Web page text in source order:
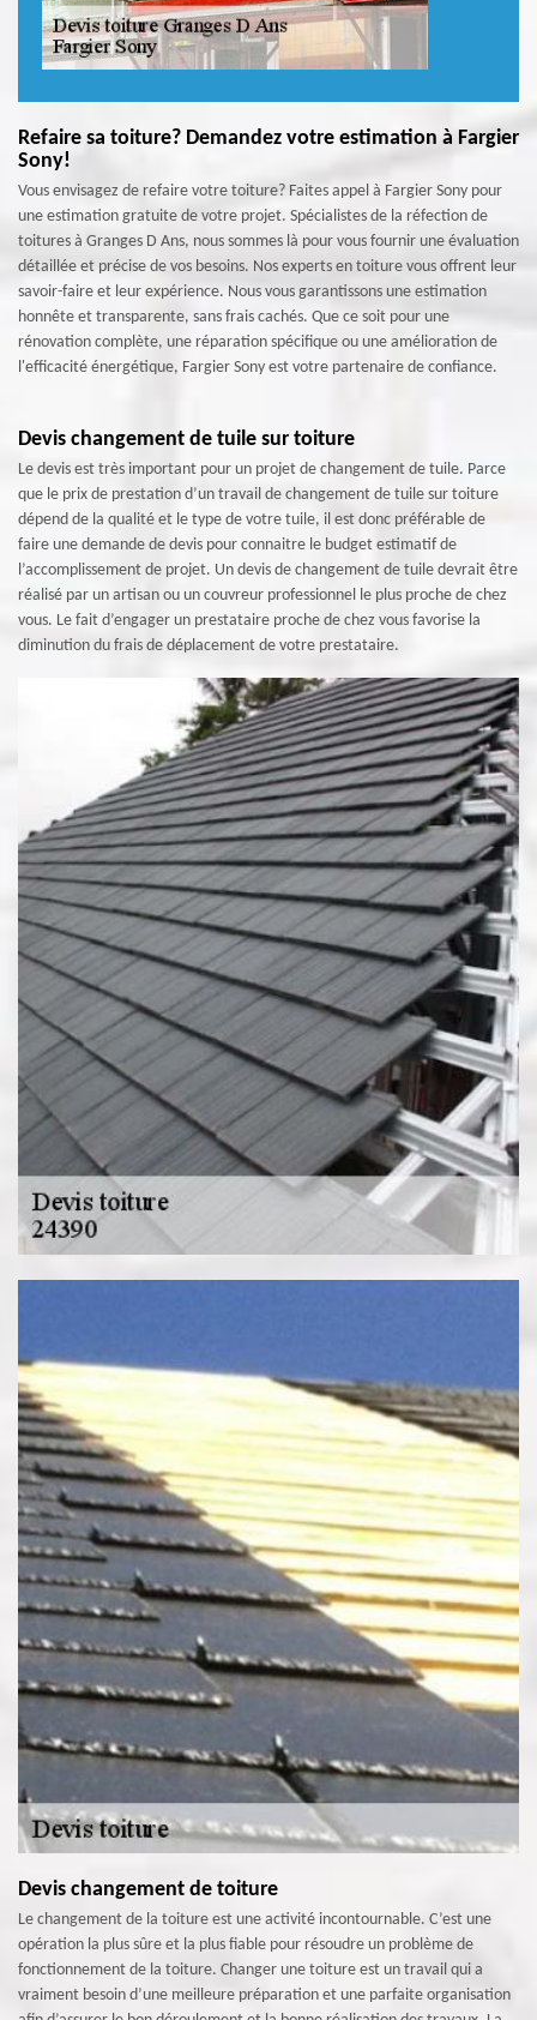
Refaire sa toiture? Demandez votre estimation à Fargier
Sony!
Vous envisagez de refaire votre toiture? Faites appel à Fargier Sony pour
une estimation gratuite de votre projet. Spécialistes de la réfection de
toitures à Granges D Ans, nous sommes là pour vous fournir une évaluation
détaillée et précise de vos besoins. Nos experts en toiture vous offrent leur
savoir-faire et leur expérience. Nous vous garantissons une estimation
honnête et transparente, sans frais cachés. Que ce soit pour une
rénovation complète, une réparation spécifique ou une amélioration de
l'efficacité énergétique, Fargier Sony est votre partenaire de confiance.
Devis changement de tuile sur toiture
Le devis est très important pour un projet de changement de tuile. Parce
que le prix de prestation d’un travail de changement de tuile sur toiture
dépend de la qualité et le type de votre tuile, il est donc préférable de
faire une demande de devis pour connaitre le budget estimatif de
l’accomplissement de projet. Un devis de changement de tuile devrait être
réalisé par un artisan ou un couvreur professionnel le plus proche de chez
vous. Le fait d’engager un prestataire proche de chez vous favorise la
diminution du frais de déplacement de votre prestataire.
Devis changement de toiture
Le changement de la toiture est une activité incontournable. C’est une
opération la plus sûre et la plus fiable pour résoudre un problème de
fonctionnement de la toiture. Changer une toiture est un travail qui a
vraiment besoin d’une meilleure préparation et une parfaite organisation